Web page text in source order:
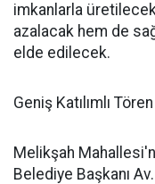
imkanlarla
azalacak hem de
elde edilecek.
Geniş Katılımlı Tören
Melikşah
Belediye Başkanı